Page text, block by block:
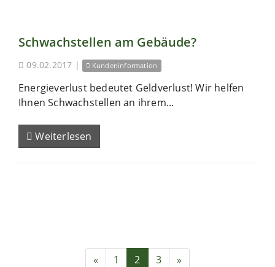
Schwachstellen am Gebäude?
09.02.2017 | Kundeninformation
Energieverlust bedeutet Geldverlust! Wir helfen
Ihnen Schwachstellen an ihrem...
Weiterlesen
« 1 2 3 »